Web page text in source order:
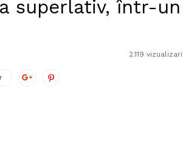
superlativ, într-un
2.119 vizualizari